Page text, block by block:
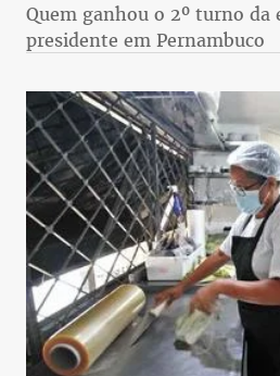
Quem ganhou o 2º turno da
presidente em Pernambuco